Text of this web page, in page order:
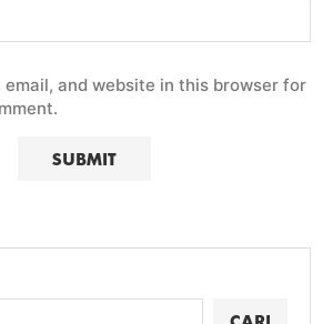
email, and website in this browser for